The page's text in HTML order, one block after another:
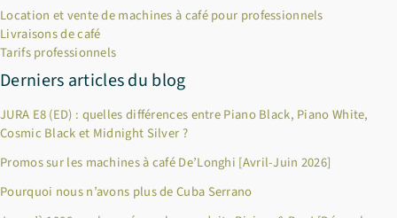
Location et vente de machines à café pour professionnels
Livraisons de café
Tarifs professionnels
Derniers articles du blog
JURA E8 (ED) : quelles différences entre Piano Black, Piano White,
Cosmic Black et Midnight Silver ?
Promos sur les machines à café De’Longhi [Avril-Juin 2026]
Pourquoi nous n’avons plus de Cuba Serrano